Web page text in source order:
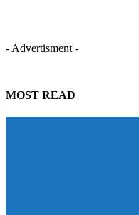
- Advertisment -
MOST READ
STECON ปลื้มนักลงทุนตอ